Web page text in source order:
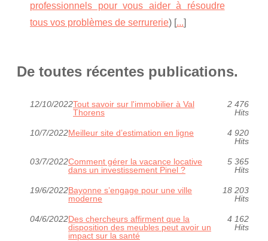
professionnels pour vous aider à résoudre
tous vos problèmes de serrurerie) [...]
De toutes récentes publications.
12/10/2022Tout savoir sur l'immobilier à Val
Thorens
2 476
Hits
10/7/2022Meilleur site d’estimation en ligne
4 920
Hits
03/7/2022Comment gérer la vacance locative
dans un investissement Pinel ?
5 365
Hits
19/6/2022Bayonne s’engage pour une ville
moderne
18 203
Hits
04/6/2022Des chercheurs affirment que la
disposition des meubles peut avoir un
impact sur la santé
4 162
Hits